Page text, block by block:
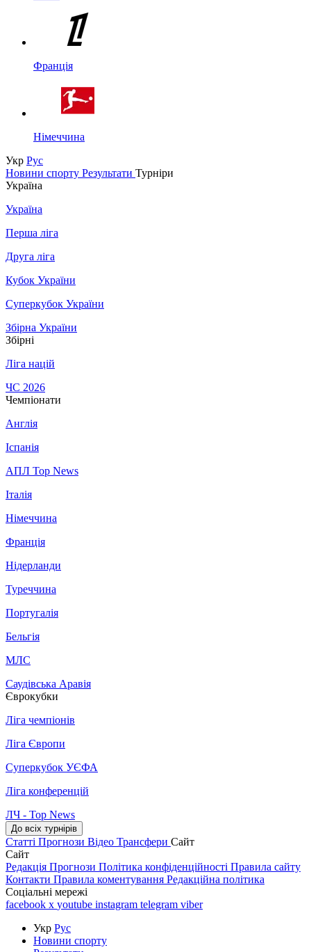
Франція
Німеччина
Укр Рус
Новини спорту Результати Турніри
Україна
Україна
Перша ліга
Друга ліга
Кубок України
Суперкубок України
Збірна України
Збірні
Ліга націй
ЧС 2026
Чемпіонати
Англія
Іспанія
АПЛ Top News
Італія
Німеччина
Франція
Нідерланди
Туреччина
Португалія
Бельгія
МЛС
Саудівська Аравія
Єврокубки
Ліга чемпіонів
Ліга Європи
Суперкубок УЄФА
Ліга конференцій
ЛЧ - Top News
До всіх турнірів
Статті Прогнози Відео Трансфери Сайт
Сайт
Редакція Прогнози Політика конфіденційності Правила сайту
Контакти Правила коментування Редакційна політика
Соціальні мережі
facebook x youtube instagram telegram viber
Укр Рус
Новини спорту